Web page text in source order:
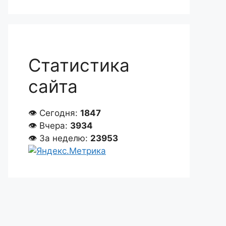
Статистика
сайта
👁 Сегодня: 1847
👁 Вчера: 3934
👁 За неделю: 23953